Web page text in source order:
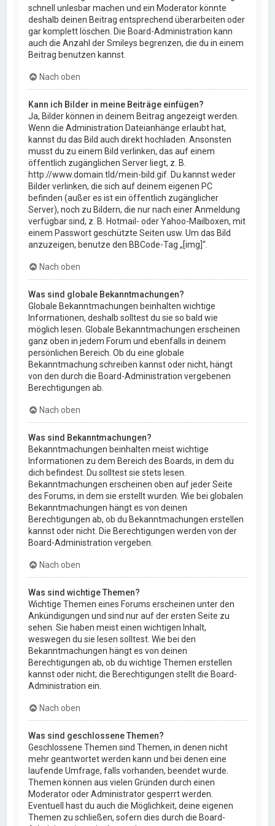
schnell unlesbar machen und ein Moderator könnte
deshalb deinen Beitrag entsprechend überarbeiten oder
gar komplett löschen. Die Board-Administration kann
auch die Anzahl der Smileys begrenzen, die du in einem
Beitrag benutzen kannst.
Nach oben
Kann ich Bilder in meine Beiträge einfügen?
Ja, Bilder können in deinem Beitrag angezeigt werden.
Wenn die Administration Dateianhänge erlaubt hat,
kannst du das Bild auch direkt hochladen. Ansonsten
musst du zu einem Bild verlinken, das auf einem
öffentlich zugänglichen Server liegt, z. B.
http://www.domain.tld/mein-bild.gif. Du kannst weder
Bilder verlinken, die sich auf deinem eigenen PC
befinden (außer es ist ein öffentlich zugänglicher
Server), noch zu Bildern, die nur nach einer Anmeldung
verfügbar sind, z. B. Hotmail- oder Yahoo-Mailboxen, mit
einem Passwort geschützte Seiten usw. Um das Bild
anzuzeigen, benutze den BBCode-Tag „[img]“.
Nach oben
Was sind globale Bekanntmachungen?
Globale Bekanntmachungen beinhalten wichtige
Informationen, deshalb solltest du sie so bald wie
möglich lesen. Globale Bekanntmachungen erscheinen
ganz oben in jedem Forum und ebenfalls in deinem
persönlichen Bereich. Ob du eine globale
Bekanntmachung schreiben kannst oder nicht, hängt
von den durch die Board-Administration vergebenen
Berechtigungen ab.
Nach oben
Was sind Bekanntmachungen?
Bekanntmachungen beinhalten meist wichtige
Informationen zu dem Bereich des Boards, in dem du
dich befindest. Du solltest sie stets lesen.
Bekanntmachungen erscheinen oben auf jeder Seite
des Forums, in dem sie erstellt wurden. Wie bei globalen
Bekanntmachungen hängt es von deinen
Berechtigungen ab, ob du Bekanntmachungen erstellen
kannst oder nicht. Die Berechtigungen werden von der
Board-Administration vergeben.
Nach oben
Was sind wichtige Themen?
Wichtige Themen eines Forums erscheinen unter den
Ankündigungen und sind nur auf der ersten Seite zu
sehen. Sie haben meist einen wichtigen Inhalt,
weswegen du sie lesen solltest. Wie bei den
Bekanntmachungen hängt es von deinen
Berechtigungen ab, ob du wichtige Themen erstellen
kannst oder nicht; die Berechtigungen stellt die Board-
Administration ein.
Nach oben
Was sind geschlossene Themen?
Geschlossene Themen sind Themen, in denen nicht
mehr geantwortet werden kann und bei denen eine
laufende Umfrage, falls vorhanden, beendet wurde.
Themen können aus vielen Gründen durch einen
Moderator oder Administrator gesperrt werden.
Eventuell hast du auch die Möglichkeit, deine eigenen
Themen zu schließen, sofern dies durch die Board-